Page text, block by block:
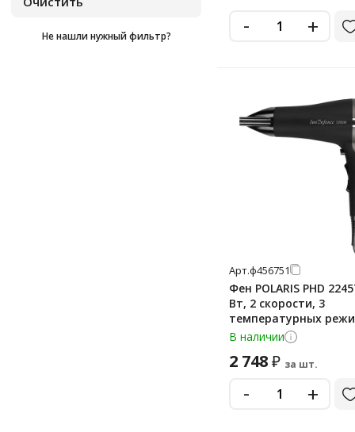
Не нашли нужный фильтр? - +
Арт.ф456751
Фен POLARIS PHD
Вт, 2 скорости, 3
температурных
ионизация, серый,
В наличии
2 748₽ за шт.
- +